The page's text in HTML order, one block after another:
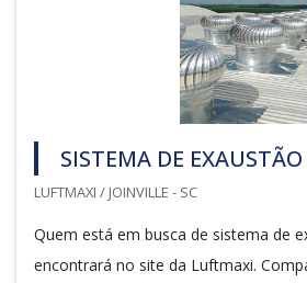
SISTEMA DE
LUFTMAXI / JOINVILLE - SC
Quem está em busca de sistema de
encontrará no site da Luftmaxi.